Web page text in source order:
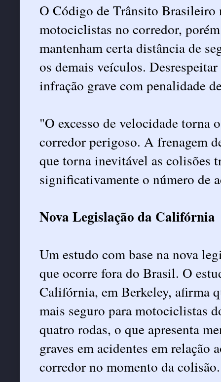
O Código de Trânsito Brasileiro
motociclistas no corredor,
mantenham certa distância de
os demais veículos.
infração grave com penalidade
"O excesso de velocidade torna
corredor perigoso. A frenagem
que torna inevitável as colisões
significativamente o número de
Nova Legislação da Califórnia
Um estudo com base na nova
que ocorre fora do Brasil. O
Califórnia, em Berkeley, afirma
mais seguro para motociclistas
quatro rodas, o que apresenta
graves em acidentes em relação
corredor no momento da colisão.